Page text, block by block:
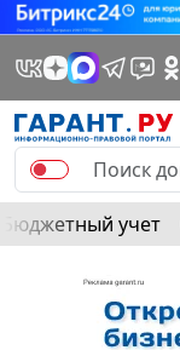
Бюджетный учет